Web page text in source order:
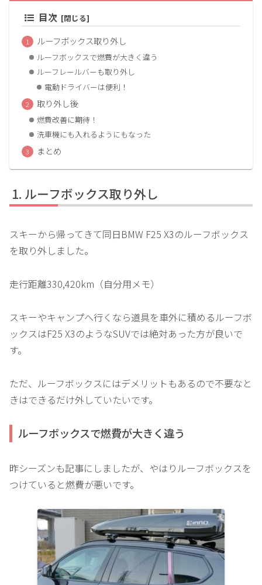
目次
ルーフボックス取り外し
ルーフボックスで燃費が大きく違う
ルーフレールバーも取り外し
電動ドライバーは便利！
取り外し後
燃費改善に期待！
洗車機にも入れるようにもなった
まとめ
ルーフボックス取り外し
スキーから帰ってきて同日BMW F25 X3のルーフボックス
を取り外しました。
走行距離330,420km（自分用メモ）
スキーやキャンプへ行くなら道具を車外に積めるルーフボ
ックスはF25 X3のようなSUVでは絶対あった方が良いで
す。
ただ、ルーフボックスにはデメリットもあるので不要なと
きはできるだけ外していたいです。
ルーフボックスで燃費が大きく違う
昨シーズンも記事にしましたが、やはりルーフボックスを
つけていると燃費が悪いです。